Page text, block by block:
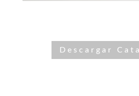
Descargar